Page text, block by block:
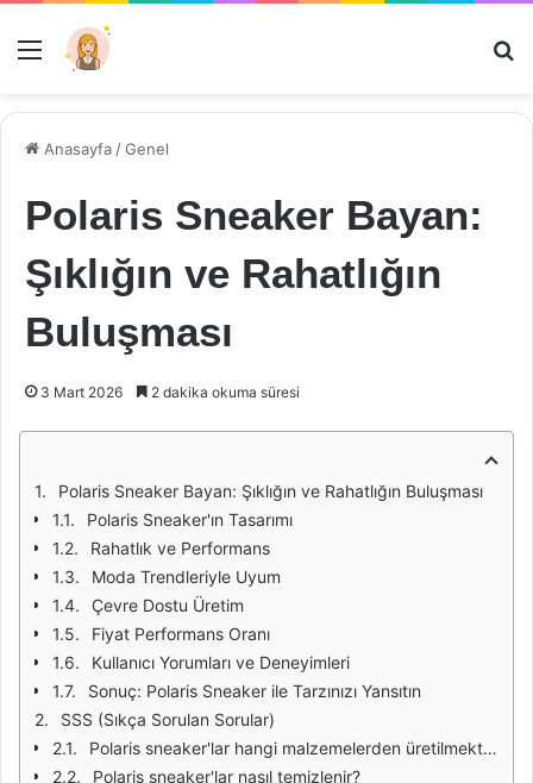
Menü
Anasayfa /Genel
Polaris Sneaker Bayan:
Şıklığın ve Rahatlığın
Buluşması
3 Mart 2026 2 dakika okuma süresi
Polaris Sneaker Bayan: Şıklığın ve Rahatlığın Buluşması
Polaris Sneaker'ın Tasarımı
Rahatlık ve Performans
Moda Trendleriyle Uyum
Çevre Dostu Üretim
Fiyat Performans Oranı
Kullanıcı Yorumları ve Deneyimleri
Sonuç: Polaris Sneaker ile Tarzınızı Yansıtın
SSS (Sıkça Sorulan Sorular)
Polaris sneaker'lar hangi malzemelerden üretilmektedir?
Polaris sneaker'lar nasıl temizlenir?